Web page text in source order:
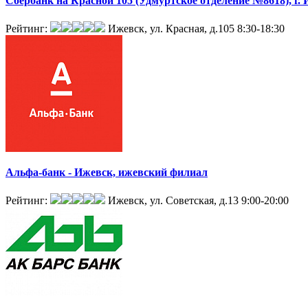
Рейтинг: Ижевск, ул. Красная, д.105 8:30-18:30
Альфа-банк - Ижевск, ижевский филиал
Рейтинг: Ижевск, ул. Советская, д.13 9:00-20:00